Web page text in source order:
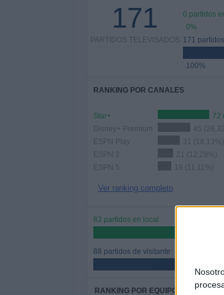
171
PARTIDOS TELEVISADOS
0 partidos
0%
171
100%
RANKING POR CANALES
Star+
72
Disney+ Premium
45
ESPN Play
31 (18,13%)
ESPN 2
21 (12,28%)
ESPN 5
19 (11,11%)
Ver ranking completo
83 partidos en local
88 partidos de visitante
RANKING POR EQUIPOS